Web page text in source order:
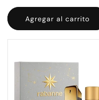
habitual
Agregar al carrito